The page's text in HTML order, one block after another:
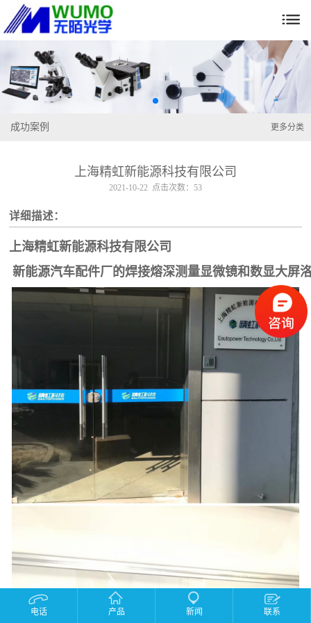

更多分类
成功案例
上海精虹新能源科技有限公司
2021-10-22 点击次数：53
详细描述：
上海精虹新能源科技有限公司
新能源汽车配件厂的焊接熔深测量显微镜和数显大屏
电话 产品 新闻 联系